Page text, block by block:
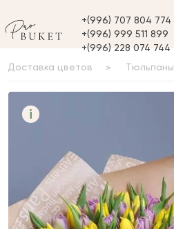
+(996) 707 804 774
+(996) 999 511 899
+(996) 228 074 744
Доставка цветов Тюльпаны
i